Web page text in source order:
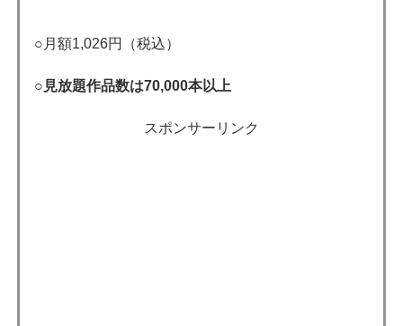
○月額1,026円（税込）
○見放題作品数は70,000本以上
スポンサーリンク